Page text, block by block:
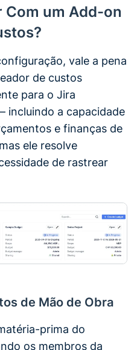
Com um Add-on
vale a pena
de custos
para o Jira
incluindo a capacidade
e finanças de
ele resolve
de rastrear
de Mão de Obra
prima do
os membros da